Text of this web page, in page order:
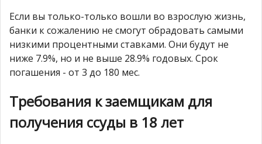
Если вы только-только вошли во взрослую жизнь,
банки к сожалению не смогут обрадовать самыми
низкими процентными ставками. Они будут не
ниже 7.9%, но и не выше 28.9% годовых. Срок
погашения - от 3 до 180 мес.
Требования к заемщикам для
получения ссуды в 18 лет